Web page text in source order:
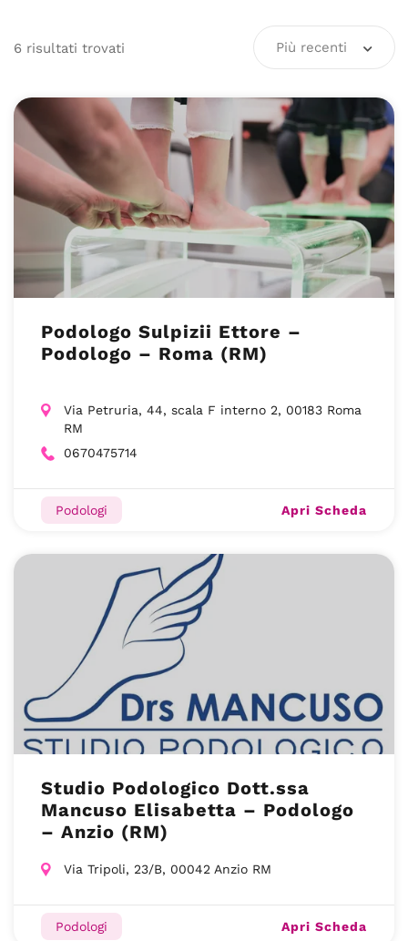
6 risultati trovati Più recenti
Podologo Sulpizii Ettore –
Podologo – Roma (RM)
Via Petruria, 44, scala F interno 2, 00183 Roma
RM
0670475714
Podologi Apri Scheda
Studio Podologico Dott.ssa
Mancuso Elisabetta – Podologo
– Anzio (RM)
Via Tripoli, 23/B, 00042 Anzio RM
Podologi Apri Scheda